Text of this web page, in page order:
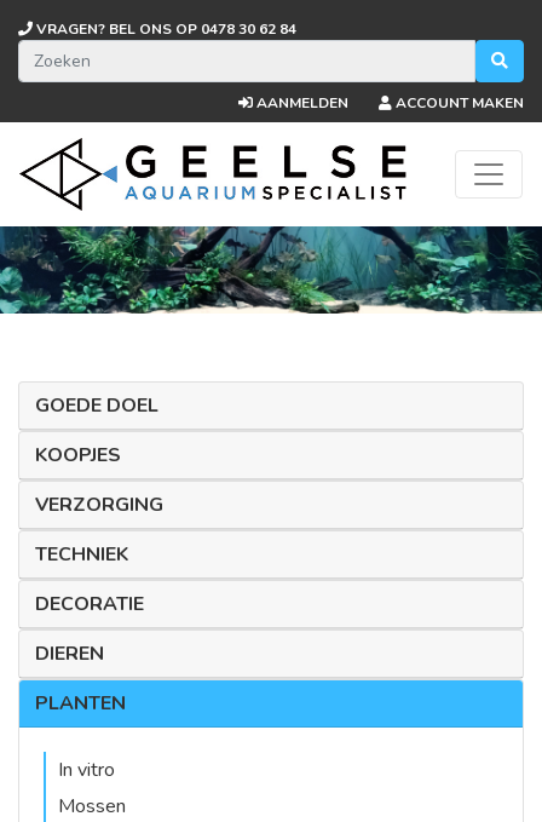
VRAGEN? BEL ONS OP 0478 30 62 84
AANMELDEN ACCOUNT MAKEN
GOEDE DOEL
KOOPJES
VERZORGING
TECHNIEK
DECORATIE
DIEREN
PLANTEN
In vitro
Mossen